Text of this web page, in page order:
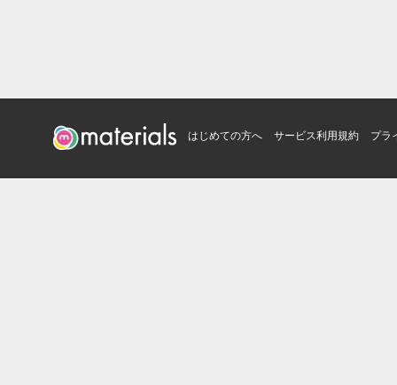
はじめての方へ サービス利用規約 プラ